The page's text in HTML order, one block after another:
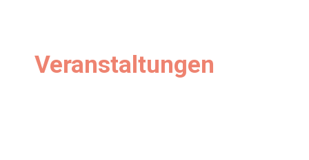
Veranstaltungen